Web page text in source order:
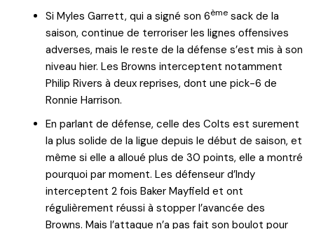
Si Myles Garrett, qui a signé son 6ème sack de la
saison, continue de terroriser les lignes offensives
adverses, mais le reste de la défense s’est mis à son
niveau hier. Les Browns interceptent notamment
Philip Rivers à deux reprises, dont une pick-6 de
Ronnie Harrison.
En parlant de défense, celle des Colts est surement
la plus solide de la ligue depuis le début de saison, et
même si elle a alloué plus de 30 points, elle a montré
pourquoi par moment. Les défenseur d’Indy
interceptent 2 fois Baker Mayfield et ont
régulièrement réussi à stopper l’avancée des
Browns. Mais l’attaque n’a pas fait son boulot pour